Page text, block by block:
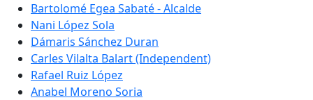
Bartolomé Egea Sabaté - Alcalde
Nani López Sola
Dámaris Sánchez Duran
Carles Vilalta Balart (Independent)
Rafael Ruiz López
Anabel Moreno Soria